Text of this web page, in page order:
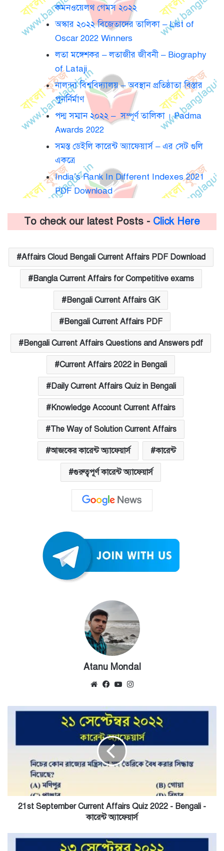
কমনওয়েলথ গেমস ২০২২
অস্কার ২০২২ বিজেতাদের তালিকা – List of
Oscar 2022 Winners
লতা মঙ্গেশকর – লতাজীর জীবনী – Biography
of Lataji
নালন্দা বিশ্ববিদ্যালয় – অবস্থান প্রতিষ্ঠাতা বিস্তার
পুনর্নির্মাণ
পদ্ম সম্মান ২০২২ – সম্পূর্ণ তালিকা । Padma
Awards 2022
সমস্ত ডেইলি কারেন্ট অ্যাফেয়ার্স – এর সেট গুলি
একত্রে
India’s Rank In Different Indexes 2021
PDF Download
To check our latest Posts - Click Here
Affairs Cloud Bengali Current Affairs PDF Download
Bangla Current Affairs for Competitive exams
Bengali Current Affairs GK
Bengali Current Affairs PDF
Bengali Current Affairs Questions and Answers pdf
Current Affairs 2022 in Bengali
Daily Current Affairs Quiz in Bengali
Knowledge Account Current Affairs
The Way of Solution Current Affairs
আজকের কারেন্ট অ্যাফেয়ার্স কারেন্ট
গুরুত্বপূর্ণ কারেন্ট অ্যাফেয়ার্স
Atanu Mondal
WebsiteFacebook
YouTube
21st
-
কারেন্ট21st September Current Affairs Quiz 2022 - Bengali -
কারেন্ট অ্যাফেয়ার্স
23rd